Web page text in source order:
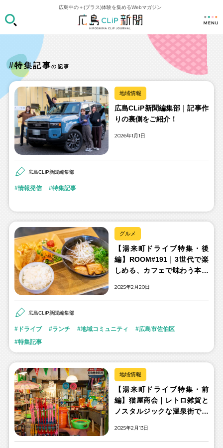
広島中の＋(プラス)体験を集めるWebマガジン
#特集記事の記事
地域情報
広島CLiP新聞編集部｜記事作
りの裏側をご紹介！
2026年1月1日
広島CLiP新聞編集部
情報発信 特集記事
グルメ
【湯来町ドライブ特集・後
編】ROOM#191｜3世代で楽
しめる、カフェで味わう本格
2025年2月20日
広島CLiP新聞編集部
ドライブ ランチ 地域コミュニティ
広島市佐伯区
特集記事
地域情報
【湯来町ドライブ特集・前
編】猫屋商会｜レトロ雑貨と
ノスタルジックな温泉街で、
2025年2月13日